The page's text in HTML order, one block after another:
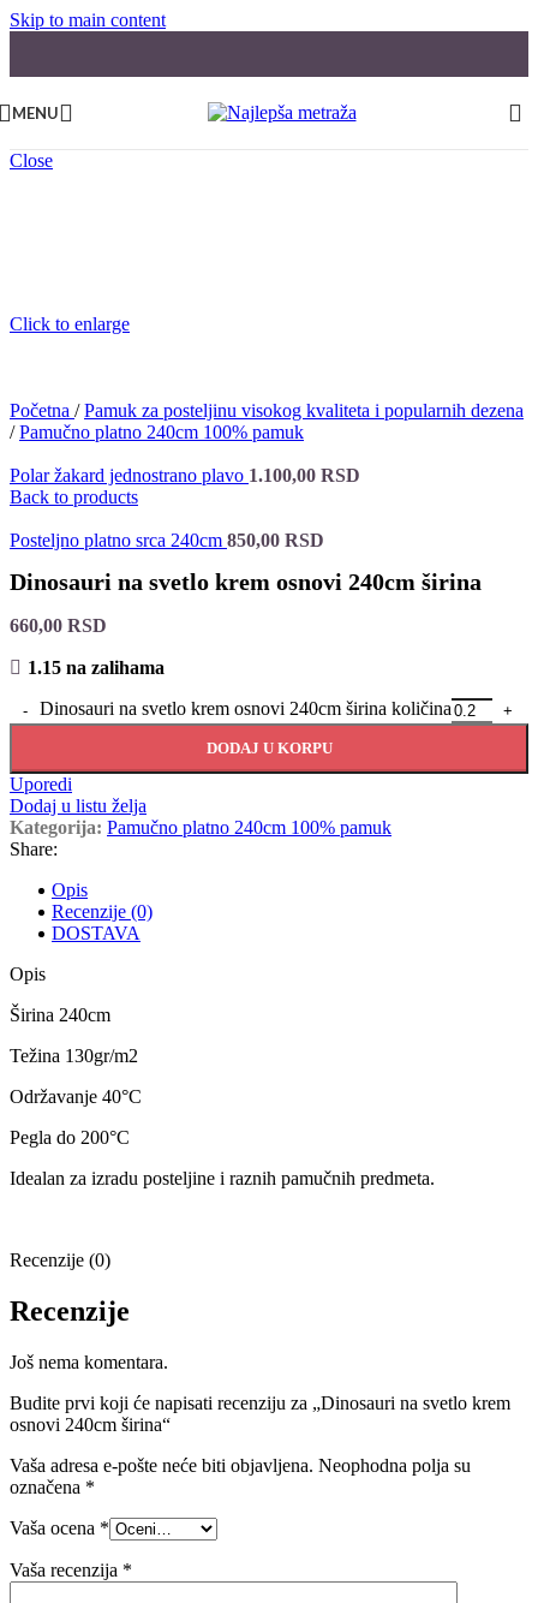
Skip to main content
MENU
Close
Click to enlarge
Početna / Pamuk za posteljinu visokog kvaliteta i popularnih dezena
/ Pamučno platno 240cm 100% pamuk
Polar žakard jednostrano plavo 1.100,00 RSD
Back to products
Posteljno platno srca 240cm 850,00 RSD
Dinosauri na svetlo krem osnovi 240cm širina
660,00 RSD
1.15 na zalihama
Dinosauri na svetlo krem osnovi 240cm širina količina
DODAJ U KORPU
Uporedi
Dodaj u listu želja
Kategorija: Pamučno platno 240cm 100% pamuk
Share:
Opis
Recenzije (0)
DOSTAVA
Opis
Širina 240cm
Težina 130gr/m2
Održavanje 40°C
Pegla do 200°C
Idealan za izradu posteljine i raznih pamučnih predmeta.
Recenzije (0)
Recenzije
Još nema komentara.
Budite prvi koji će napisati recenziju za „Dinosauri na svetlo krem
osnovi 240cm širina“
Vaša adresa e-pošte neće biti objavljena. Neophodna polja su
označena *
Vaša ocena *
Vaša recenzija *